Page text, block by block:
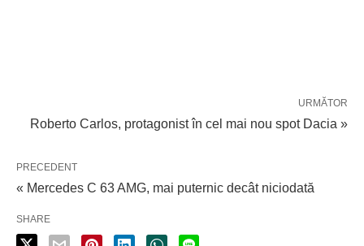
URMĂTOR
Roberto Carlos, protagonist în cel mai nou spot Dacia »
PRECEDENT
« Mercedes C 63 AMG, mai puternic decât niciodată
SHARE